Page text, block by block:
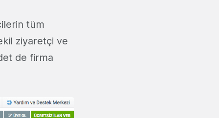
tüm
ziyaretçi ve
de firma